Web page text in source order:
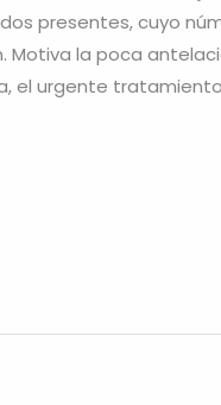
presentes, cuyo
Motiva la poca
el urgente